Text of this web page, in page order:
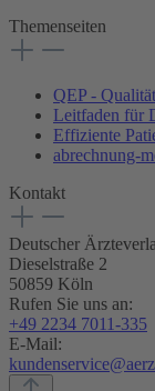
Themenseiten
QEP -
Leitfaden für
Effiziente
abrechnung-
Kontakt
Deutscher
Dieselstraße 2
50859 Köln
Rufen Sie uns an:
+49 2234 7011-335
E-Mail: